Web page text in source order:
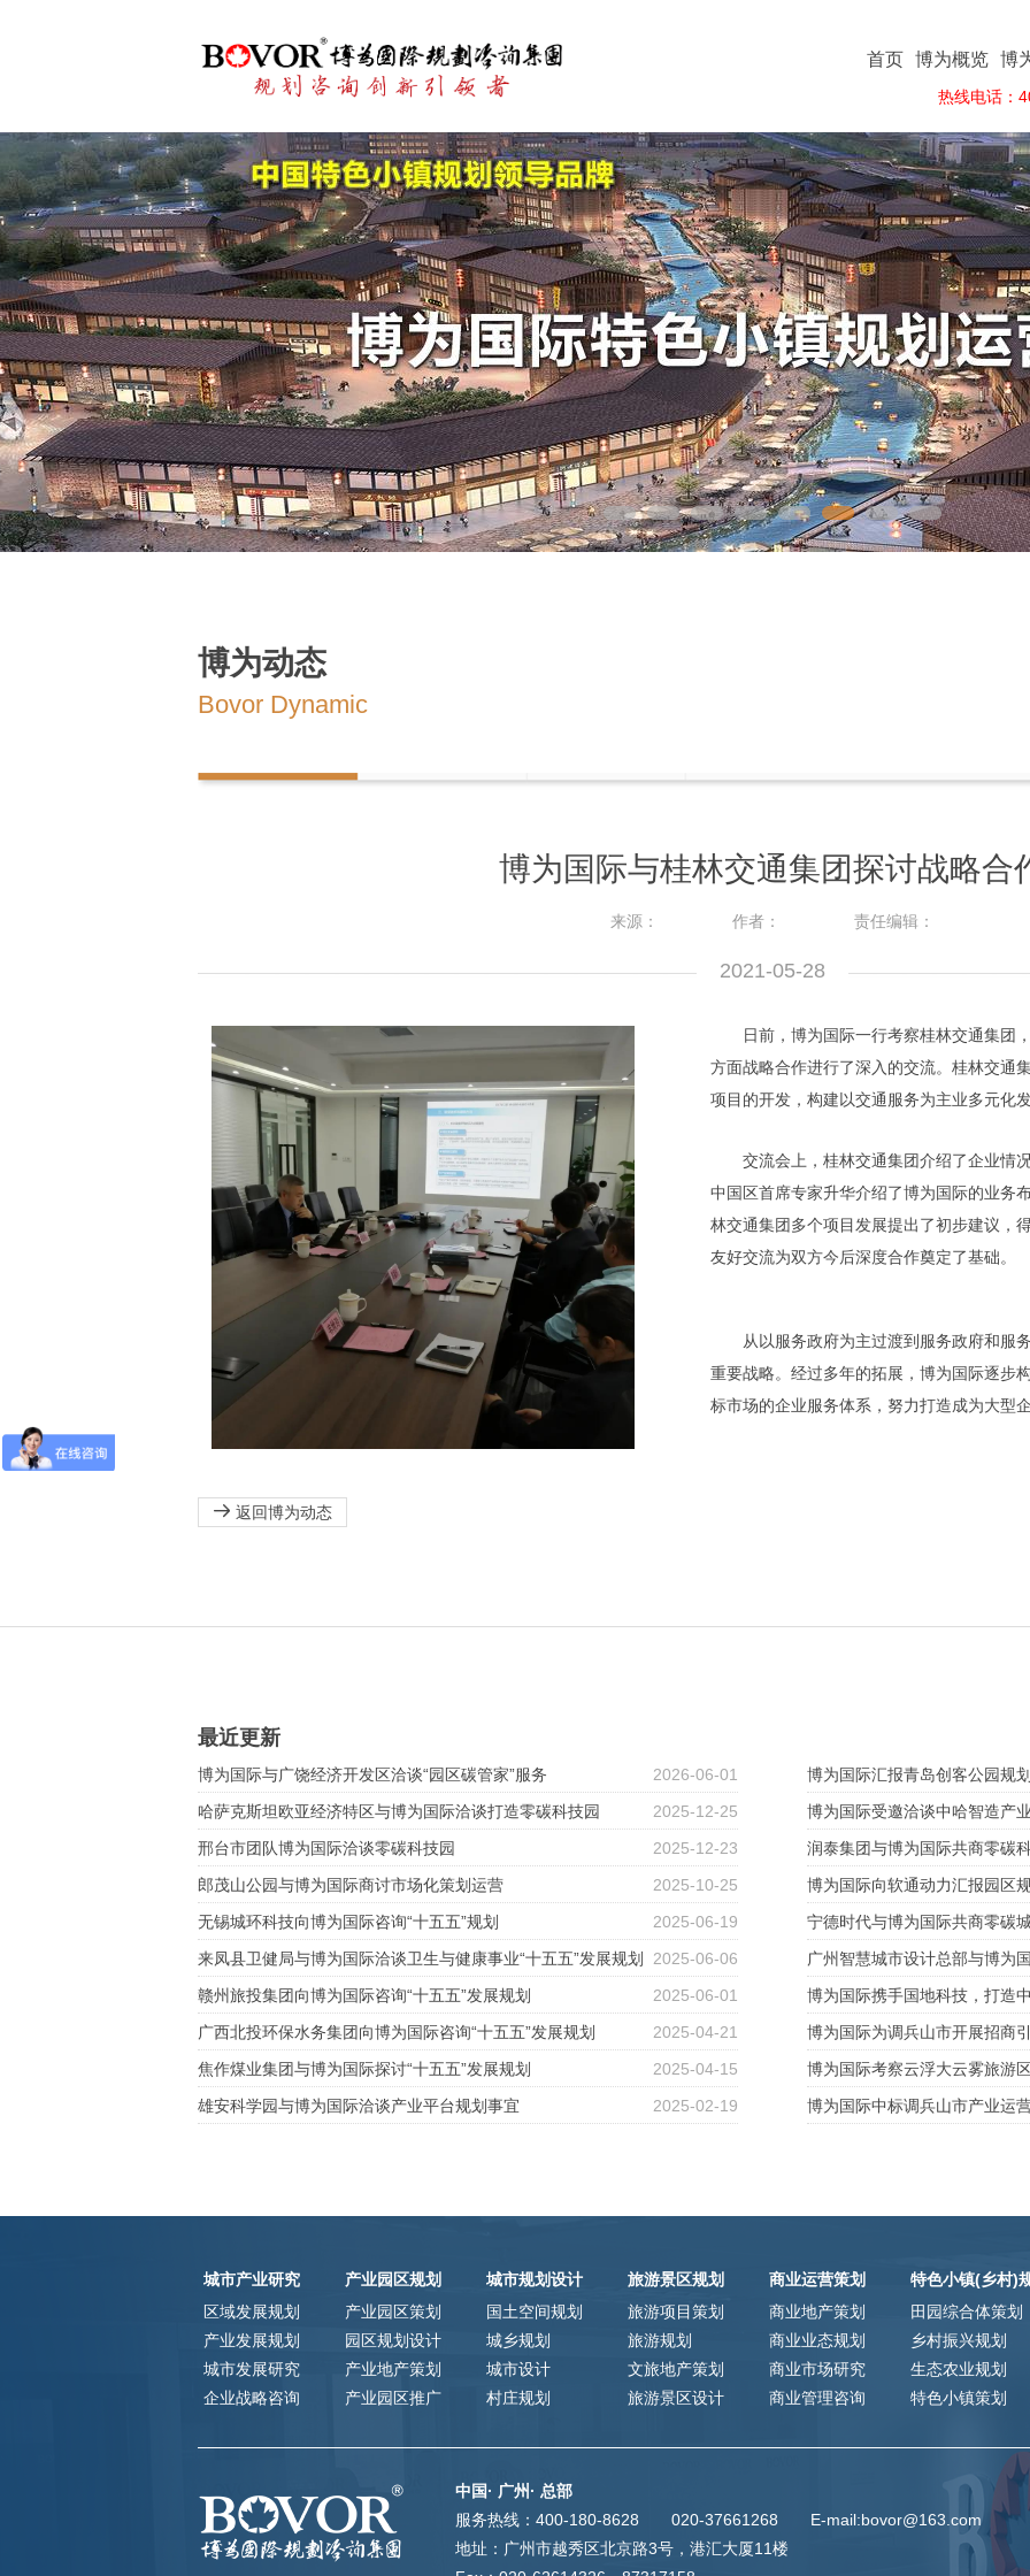
热线电话：
首页 博为概览 博
博为动态
Bovor Dynamic
博为国际与桂林交通集团探讨战略合
来源： 作者： 责任编辑：
2021-05-28
日前，博为国际一行考察桂林交通集团
方面战略合作进行了深入的交流。桂林交通
项目的开发，构建以交通服务为主业多元化
交流会上，桂林交通集团介绍了企业情
中国区首席专家升华介绍了博为国际的业务
林交通集团多个项目发展提出了初步建议，
友好交流为双方今后深度合作奠定了基础。
从以服务政府为主过渡到服务政府和服
重要战略。经过多年的拓展，博为国际逐步
标市场的企业服务体系，努力打造成为大型
返回博为动态
最近更新
2026-06-01
博为国际与广饶经济开发区洽谈“园区碳管家”服务
2025-12-25
哈萨克斯坦欧亚经济特区与博为国际洽谈打造零碳科技园
2025-12-23
邢台市团队博为国际洽谈零碳科技园
2025-10-25
郎茂山公园与博为国际商讨市场化策划运营
2025-06-19
无锡城环科技向博为国际咨询“十五五”规划
2025-06-06
来凤县卫健局与博为国际洽谈卫生与健康事业“十五五”发展规划
2025-06-01
赣州旅投集团向博为国际咨询“十五五”发展规划
2025-04-21
广西北投环保水务集团向博为国际咨询“十五五”发展规划
2025-04-15
焦作煤业集团与博为国际探讨“十五五”发展规划
2025-02-19
雄安科学园与博为国际洽谈产业平台规划事宜
博为国际汇报青岛创客公园规
博为国际受邀洽谈中哈智造产
润泰集团与博为国际共商零碳
博为国际向软通动力汇报园区
宁德时代与博为国际共商零碳
广州智慧城市设计总部与博为
博为国际携手国地科技，打造
博为国际为调兵山市开展招商
博为国际考察云浮大云雾旅游
博为国际中标调兵山市产业运
城市产业研究
区域发展规划
产业发展规划
城市发展研究
企业战略咨询
产业园区规划
产业园区策划
园区规划设计
产业地产策划
产业园区推广
城市规划设计
国土空间规划
城乡规划
城市设计
村庄规划
旅游景区规划
旅游项目策划
旅游规划
文旅地产策划
旅游景区设计
商业运营策划
商业地产策划
商业业态规划
商业市场研究
商业管理咨询
特色小镇(乡村)
田园综合体策划
乡村振兴规划
生态农业规划
特色小镇策划
中国· 广州· 总部
服务热线：400-180-8628 020-37661268 E-mail:bovor@163.com
地址：广州市越秀区北京路3号，港汇大厦11楼